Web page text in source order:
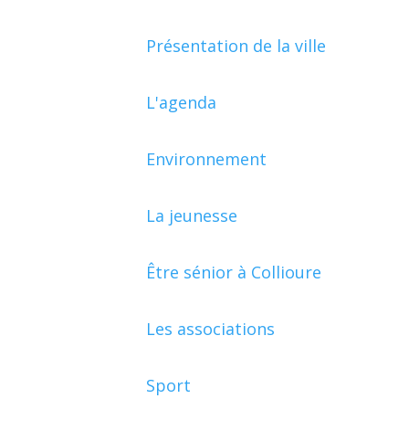
Présentation de la ville
L'agenda
Environnement
La jeunesse
Être sénior à Collioure
Les associations
Sport